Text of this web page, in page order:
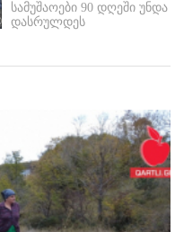
სამუშაოები 90 დღეში უნდა
დასრულდეს